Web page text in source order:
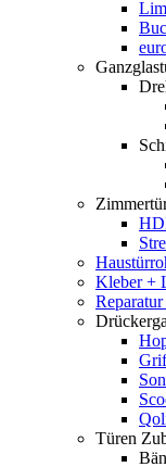
Kleber +
Türen